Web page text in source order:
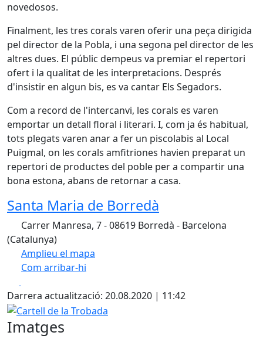
novedosos.
Finalment, les tres corals varen oferir una peça dirigida
pel director de la Pobla, i una segona pel director de les
altres dues. El públic dempeus va premiar el repertori
ofert i la qualitat de les interpretacions. Després
d'insistir en algun bis, es va cantar Els Segadors.
Com a record de l'intercanvi, les corals es varen
emportar un detall floral i literari. I, com ja és habitual,
tots plegats varen anar a fer un piscolabis al Local
Puigmal, on les corals amfitriones havien preparat un
repertori de productes del poble per a compartir una
bona estona, abans de retornar a casa.
Santa Maria de Borredà
Carrer Manresa, 7 - 08619 Borredà - Barcelona
(Catalunya)
Amplieu el mapa
Com arribar-hi
+
−
Darrera actualització: 20.08.2020 | 11:42
Cartell de la Trobada
Imatges